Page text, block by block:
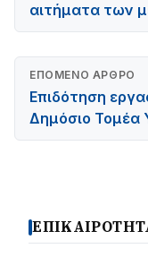
αιτήματα των
ΕΠΌΜΕΝΟ ΆΡΘΡΟ
Επιδότηση
Δημόσιο Τομέα